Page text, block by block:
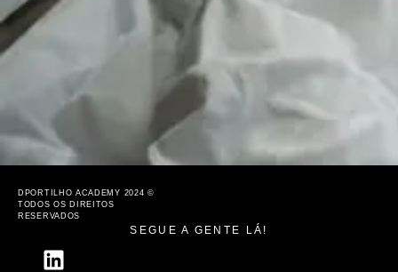
DPORTILHO ACADEMY 2024 ©
TODOS OS DIREITOS
RESERVADOS
SEGUE A GENTE LÁ!